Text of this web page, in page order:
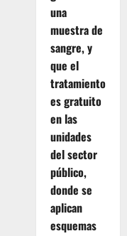
una
muestra de
sangre, y
que el
tratamiento
es gratuito
en las
unidades
del sector
público,
donde se
aplican
esquemas